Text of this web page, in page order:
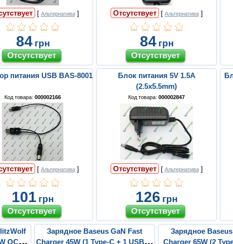
[ Альтернатива]
84 грн
Отсутствует [ Альтернатива]
84 грн
питания USB BAS-8001
Код товара: 000002166
[ Альтернатива]
101 грн
Блок питания 5V 1.5A
(2.5x5.5mm)
Код товара: 000002847
Отсутствует [ Альтернатива]
126 грн
QC3.0/
Зарядное Baseus GaN Fast
Charger 45W (1 Type-C + 1 USB) +
Зарядное
Charger 65W (2